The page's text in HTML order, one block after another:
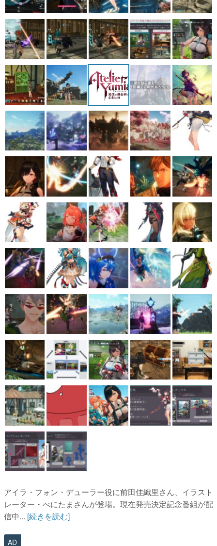
アイラ・フォン・デューラー役に前田佳織里さん、イラスト
レーター・べにたまさんが登場。現在発売決定記念番組が配
信中... [続きを読む]
AD